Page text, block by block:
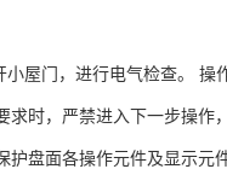
屋门，进行电气检查。
时，严禁进入下一步操作
盘面各操作元件及显示元